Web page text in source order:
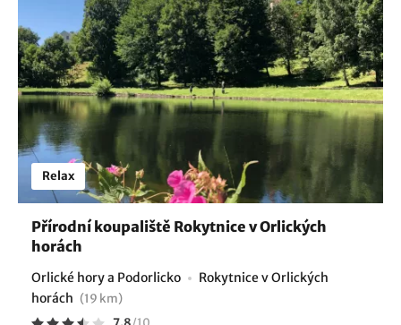
Relax
Přírodní koupaliště Rokytnice v Orlických
horách
Orlické hory a Podorlicko
Rokytnice v Orlických
horách (19 km)